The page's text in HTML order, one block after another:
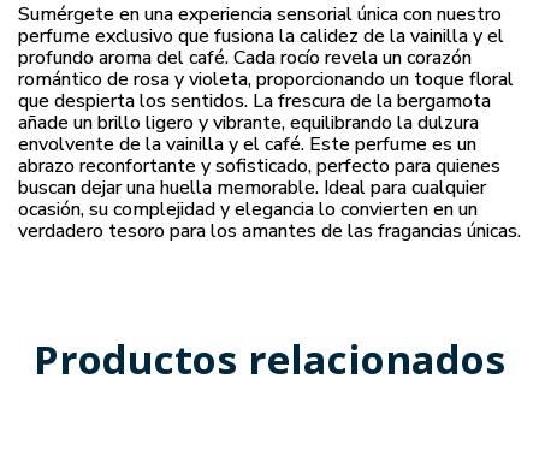
Sumérgete en una experiencia sensorial única con nuestro
perfume exclusivo que fusiona la calidez de la vainilla y el
profundo aroma del café. Cada rocío revela un corazón
romántico de rosa y violeta, proporcionando un toque floral
que despierta los sentidos. La frescura de la bergamota
añade un brillo ligero y vibrante, equilibrando la dulzura
envolvente de la vainilla y el café. Este perfume es un
abrazo reconfortante y sofisticado, perfecto para quienes
buscan dejar una huella memorable. Ideal para cualquier
ocasión, su complejidad y elegancia lo convierten en un
verdadero tesoro para los amantes de las fragancias únicas.
Productos relacionados